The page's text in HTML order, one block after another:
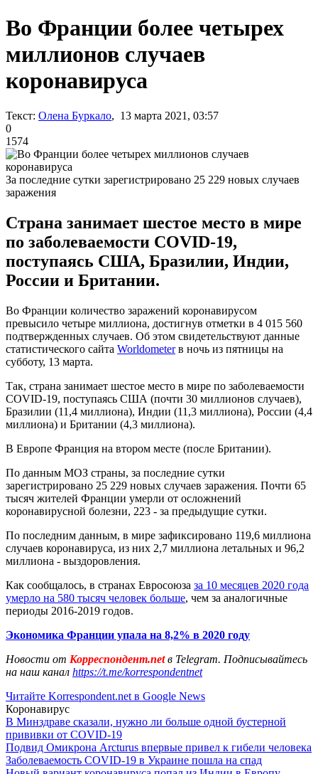
Во Франции более четырех
миллионов случаев
коронавируса
Текст: Олена Буркало, 13 марта 2021, 03:57
0
1574
За последние сутки зарегистрировано 25 229 новых случаев
заражения
Страна занимает шестое место в мире
по заболеваемости COVID-19,
поступаясь США, Бразилии, Индии,
России и Британии.
Во Франции количество заражений коронавирусом
превысило четыре миллиона, достигнув отметки в 4 015 560
подтвержденных случаев. Об этом свидетельствуют данные
статистического сайта Worldometerв ночь из пятницы на
субботу, 13 марта.
Так, страна занимает шестое место в мире по заболеваемости
COVID-19, поступаясь США (почти 30 миллионов случаев),
Бразилии (11,4 миллиона), Индии (11,3 миллиона), России (4,4
миллиона) и Британии (4,3 миллиона).
В Европе Франция на втором месте (после Британии).
По данным МОЗ страны, за последние сутки
зарегистрировано 25 229 новых случаев заражения. Почти 65
тысяч жителей Франции умерли от осложнений
коронавирусной болезни, 223 - за предыдущие сутки.
По последним данным, в мире зафиксировано 119,6 миллиона
случаев коронавируса, из них 2,7 миллиона летальных и 96,2
миллиона - выздоровления.
Как сообщалось, в странах Евросоюза за 10 месяцев 2020 года
умерло на 580 тысяч человек больше, чем за аналогичные
периоды 2016-2019 годов.
Экономика Франции упала на 8,2% в 2020 году
Новости от Корреспондент.netв Telegram. Подписывайтесь
на наш канал https://t.me/korrespondentnet
Читайте Korrespondent.net в Google News
Коронавирус
В Минздраве сказали, нужно ли больше одной бустерной
прививки от COVID-19
Подвид Омикрона Arcturus впервые привел к гибели человека
Заболеваемость COVID-19 в Украине пошла на спад